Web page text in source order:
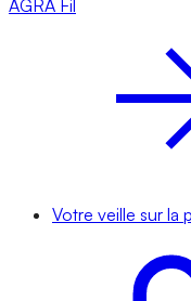
AGRA Fil
Votre veille sur la